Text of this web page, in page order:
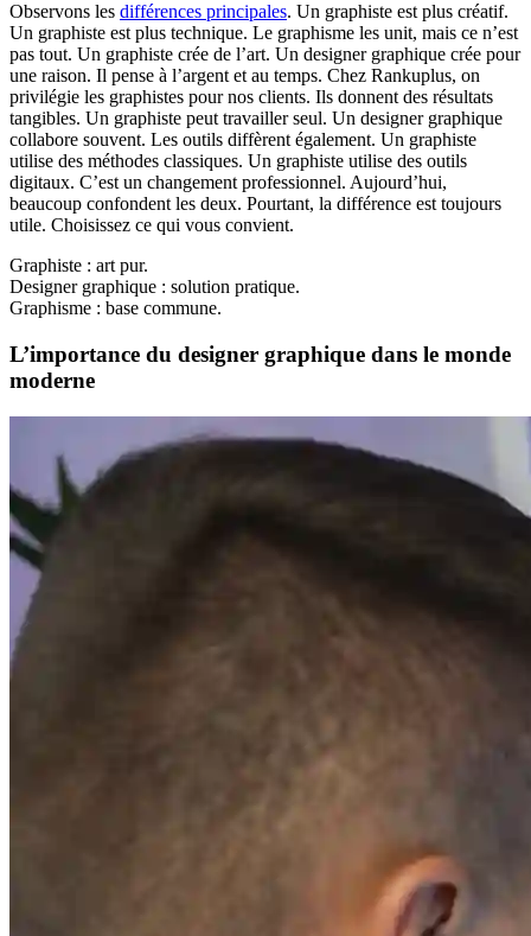
Observons les différences principales. Un graphiste est plus créatif.
Un graphiste est plus technique. Le graphisme les unit, mais ce n’est
pas tout. Un graphiste crée de l’art. Un designer graphique crée pour
une raison. Il pense à l’argent et au temps. Chez Rankuplus, on
privilégie les graphistes pour nos clients. Ils donnent des résultats
tangibles. Un graphiste peut travailler seul. Un designer graphique
collabore souvent. Les outils diffèrent également. Un graphiste
utilise des méthodes classiques. Un graphiste utilise des outils
digitaux. C’est un changement professionnel. Aujourd’hui,
beaucoup confondent les deux. Pourtant, la différence est toujours
utile. Choisissez ce qui vous convient.
Graphiste : art pur.
Designer graphique : solution pratique.
Graphisme : base commune.
L’importance du designer graphique dans le monde
moderne